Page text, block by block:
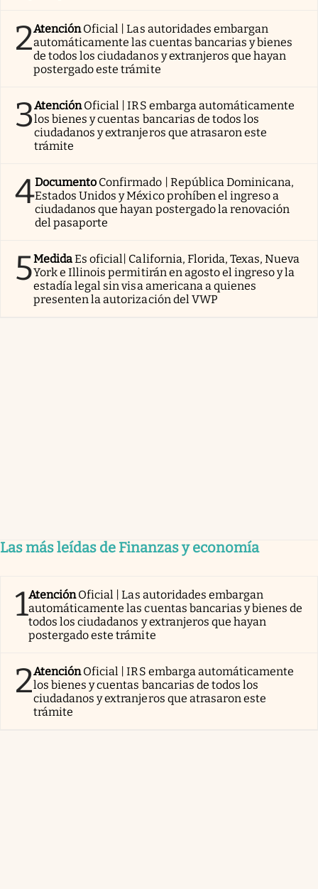
2AtenciónOficial | Las autoridades embargan
automáticamente las cuentas bancarias y bienes
de todos los ciudadanos y extranjeros que hayan
postergado este trámite
3AtenciónOficial | IRS embarga automáticamente
los bienes y cuentas bancarias de todos los
ciudadanos y extranjeros que atrasaron este
trámite
4Documento Confirmado | República Dominicana,
Estados Unidos y México prohíben el ingreso a
ciudadanos que hayan postergado la renovación
del pasaporte
5MedidaEs oficial| California, Florida, Texas, Nueva
York e Illinois permitirán en agosto el ingreso y la
estadía legal sin visa americana a quienes
presenten la autorización del VWP
Las más leídas de Finanzas y economía
1AtenciónOficial | Las autoridades embargan
automáticamente las cuentas bancarias y bienes de
todos los ciudadanos y extranjeros que hayan
postergado este trámite
2AtenciónOficial | IRS embarga automáticamente
los bienes y cuentas bancarias de todos los
ciudadanos y extranjeros que atrasaron este
trámite